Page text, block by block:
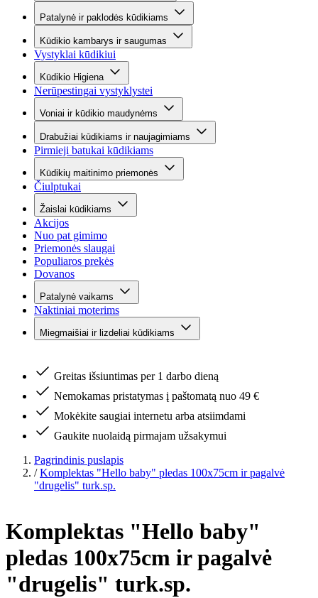
Patalynė ir paklodės kūdikiams
Kūdikio kambarys ir saugumas
Vystyklai kūdikiui
Kūdikio Higiena
Nerūpestingai vystyklystei
Voniai ir kūdikio maudynėms
Drabužiai kūdikiams ir naujagimiams
Pirmieji batukai kūdikiams
Kūdikių maitinimo priemonės
Čiulptukai
Žaislai kūdikiams
Akcijos
Nuo pat gimimo
Priemonės slaugai
Populiaros prekės
Dovanos
Patalynė vaikams
Naktiniai moterims
Miegmaišiai ir lizdeliai kūdikiams
Greitas išsiuntimas per 1 darbo dieną
Nemokamas pristatymas į paštomatą nuo 49 €
Mokėkite saugiai internetu arba atsiimdami
Gaukite nuolaidą pirmajam užsakymui
Pagrindinis puslapis
/ Komplektas "Hello baby" pledas 100x75cm ir pagalvė
"drugelis" turk.sp.
Komplektas "Hello baby"
pledas 100x75cm ir pagalvė
"drugelis" turk.sp.